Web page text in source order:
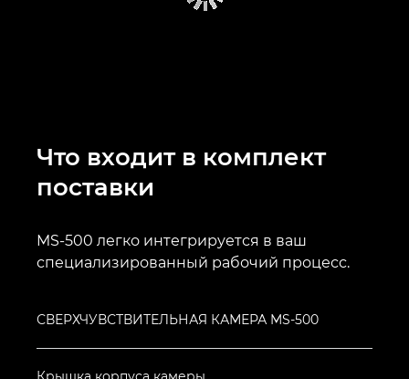
Что входит в комплект
поставки
MS-500 легко интегрируется в ваш
специализированный рабочий процесс.
СВЕРХЧУВСТВИТЕЛЬНАЯ КАМЕРА MS-500